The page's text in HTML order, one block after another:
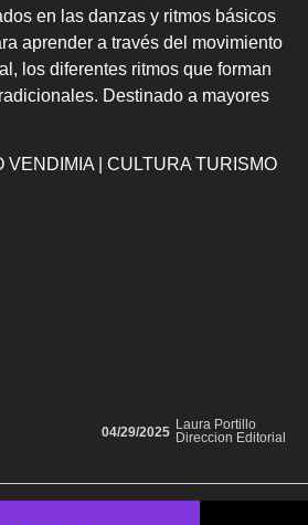
en las danzas y ritmos básicos
aprender a través del movimiento
los diferentes ritmos que forman
Destinado a mayores
VENDIMIA | CULTURA TURISMO
Laura Portillo
Direccion Editorial
04/29/2025